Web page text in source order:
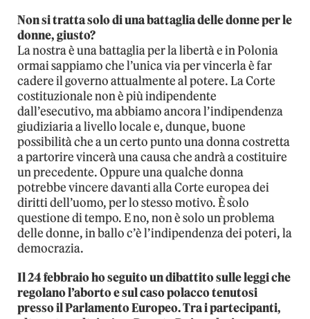
Non si tratta solo di una battaglia delle donne per le
donne, giusto?
La nostra è una battaglia per la libertà e in Polonia
ormai sappiamo che l’unica via per vincerla è far
cadere il governo attualmente al potere. La Corte
costituzionale non è più indipendente
dall’esecutivo, ma abbiamo ancora l’indipendenza
giudiziaria a livello locale e, dunque, buone
possibilità che a un certo punto una donna costretta
a partorire vincerà una causa che andrà a costituire
un precedente. Oppure una qualche donna
potrebbe vincere davanti alla Corte europea dei
diritti dell’uomo, per lo stesso motivo. È solo
questione di tempo. E no, non è solo un problema
delle donne, in ballo c’è l’indipendenza dei poteri, la
democrazia.
Il 24 febbraio ho seguito un dibattito sulle leggi che
regolano l’aborto e sul caso polacco tenutosi
presso il Parlamento Europeo. Tra i partecipanti,